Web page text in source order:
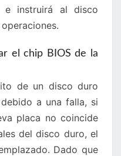
e instruirá al disco
el chip BIOS de la
de un disco duro
a una falla, si
placa no coincide
del disco duro, el
Dado que